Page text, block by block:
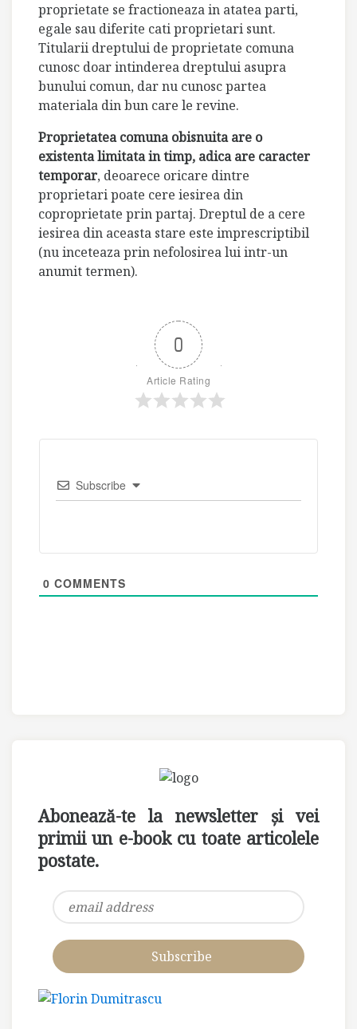
proprietate se fractioneaza in atatea parti,
egale sau diferite cati proprietari sunt.
Titularii dreptului de proprietate comuna
cunosc doar intinderea dreptului asupra
bunului comun, dar nu cunosc partea
materiala din bun care le revine.
Proprietatea comuna obisnuita are o
existenta limitata in timp, adica are caracter
temporar, deoarece oricare dintre
proprietari poate cere iesirea din
coproprietate prin partaj. Dreptul de a cere
iesirea din aceasta stare este imprescriptibil
(nu inceteaza prin nefolosirea lui intr-un
anumit termen).
0
Article Rating
Subscribe
0 COMMENTS
Abonează-te la newsletter și vei
primii un e-book cu toate articolele
postate.